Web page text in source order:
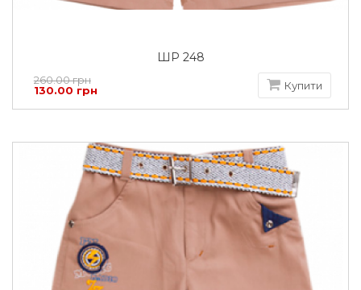
ШР 248
260.00 грн
130.00 грн
Купити